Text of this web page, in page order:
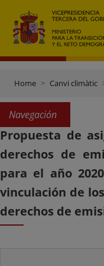
Home Canvi climàtic
Navegación
Propuesta de
derechos de
para el año
vinculación de
derechos de